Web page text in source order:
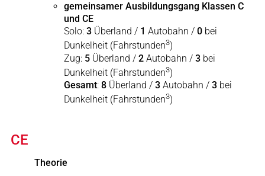
gemeinsamer Ausbildungsgang Klassen C
und CE
Solo:3 Überland / 1 Autobahn /0 bei
Dunkelheit (Fahrstunden3)
Zug: 5 Überland /2Autobahn /3 bei
Dunkelheit (Fahrstunden3)
Gesamt:8 Überland /3 Autobahn /3 bei
Dunkelheit (Fahrstunden3)
CE
Theorie